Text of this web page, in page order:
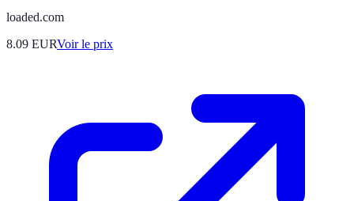
loaded.com
8.09 EURVoir le prix